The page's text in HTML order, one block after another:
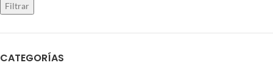
Filtrar
CATEGORÍAS